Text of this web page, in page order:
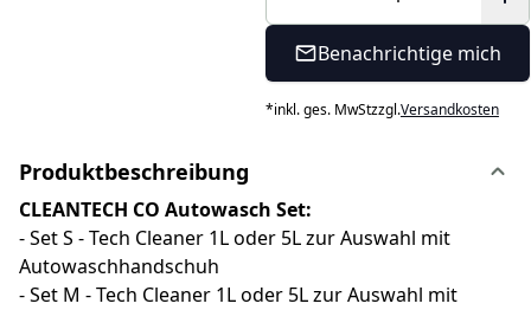
Benachrichtige mich
*inkl. ges. MwStzzgl.Versandkosten
Produktbeschreibung
CLEANTECH CO Autowasch Set:
- Set S - Tech Cleaner 1L oder 5L zur Auswahl mit
Autowaschhandschuh
- Set M - Tech Cleaner 1L oder 5L zur Auswahl mit